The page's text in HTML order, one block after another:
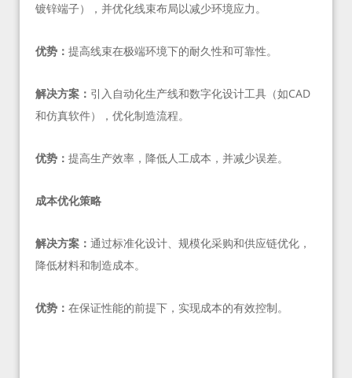
镀锌端子），并优化线束布局以减少环境应力。
优势： 提高线束在极端环境下的耐久性和可靠性。
解决方案： 引入自动化生产线和数字化设计工具（如CAD
和仿真软件），优化制造流程。
优势： 提高生产效率，降低人工成本，并减少误差。
成本优化策略
解决方案： 通过标准化设计、规模化采购和供应链优化，
降低材料和制造成本。
优势： 在保证性能的前提下，实现成本的有效控制。